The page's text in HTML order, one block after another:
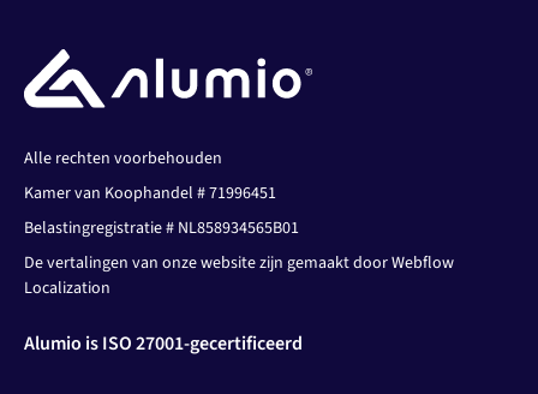
Alle rechten voorbehouden
Kamer van Koophandel # 71996451
Belastingregistratie # NL858934565B01
De vertalingen van onze website zijn gemaakt door Webflow
Localization
Alumio is ISO 27001-gecertificeerd